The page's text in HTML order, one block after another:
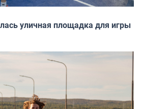
уличная площадка для игры